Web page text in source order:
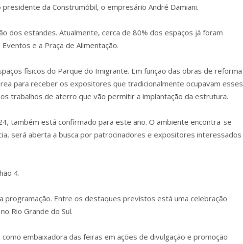
da Construmóbil, o empresário André Damiani.
dos estandes. Atualmente, cerca de 80% dos espaços já foram
e a Praça de Alimentação.
físicos do Parque do Imigrante. Em função das obras de reforma
para receber os expositores que tradicionalmente ocupavam esses
trabalhos de aterro que vão permitir a implantação da estrutura.
também está confirmado para este ano. O ambiente encontra-se
será aberta a busca por patrocinadores e expositores interessados
4.
programação. Entre os destaques previstos está uma celebração
Rio Grande do Sul.
embaixadora das feiras em ações de divulgação e promoção